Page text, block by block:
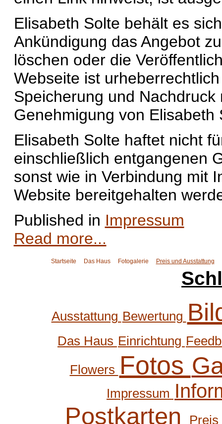
Elisabeth Solte behält es
Ankündigung das Angebot
löschen oder die
Webseite ist
Speicherung und
Genehmigung von Elisabeth
Elisabeth Solte haftet nicht
einschließlich entgangenen
sonst wie in Verbindung mit
Website bereitgehalten
Published in Impressum
Read more...
Startseite Das Haus Fotogalerie Preis und Ausstattung
Ausstattung Bewertung
Das Haus Einrichtung
Flowers Fotos
Impressum
Postkarten Preis